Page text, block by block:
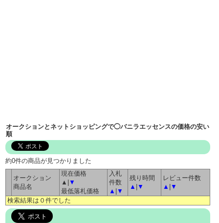
オークションとネットショッピングで◯バニラエッセンスの価格の安い
順
約0件の商品が見つかりました
オークション
商品名
現在価格
▲|▼
最低落札価格
入札
件数
▲ |▼
残り時間
▲ |▼
レビュー件数
▲ |▼
検索結果は０件でした